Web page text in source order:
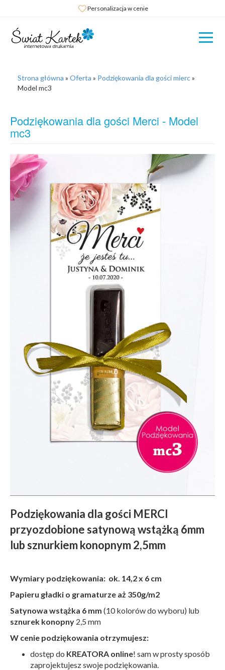
Personalizacja w cenie
Strona główna » Oferta » Podziękowania dla gości mierc»
Model mc3
Podziękowania dla gości Merci - Model
mc3
Podziękowania dla gości MERCI
przyozdobione satynową wstążką 6mm
lub sznurkiem konopnym 2,5mm
Wymiary podziękowania: ok. 14,2 x 6 cm
Papieru gładki o gramaturze aż 350g/m2
Satynowa wstążka 6 mm (10 kolorów do wyboru) lub
sznurek konopny 2,5 mm
W cenie podziękowania otrzymujesz:
dostęp do KREATORA online! sam w prosty sposób
zaprojektujesz swoje podziękowania.